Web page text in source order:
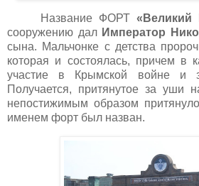
Название ФОРТ«Великий
сооружению дал Император
сына. Мальчонке с детства
которая и состоялась, причем в
участие в Крымской войне и
Получается, притянутое за уши
непостижимым образом
именем форт был назван.